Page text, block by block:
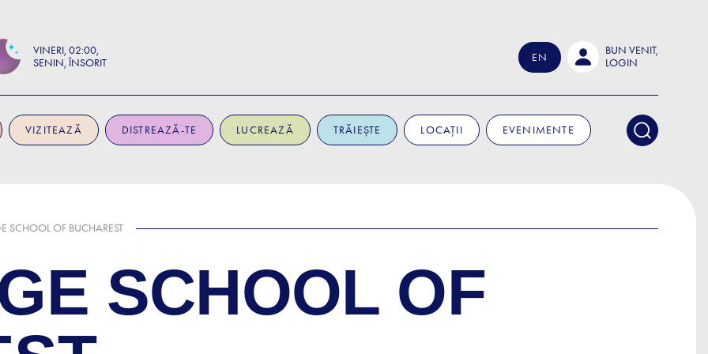
VINERI 02:00
SENIN, ÎNSORIT
EN
BUN VENIT,
LOGIN
VIZITEAZĂ DISTREAZĂ-TE LUCREAZĂ TRĂIEȘTE LOCAȚII EVENIMENTE
SCHOOL OF BUCHAREST
SCHOOL OF